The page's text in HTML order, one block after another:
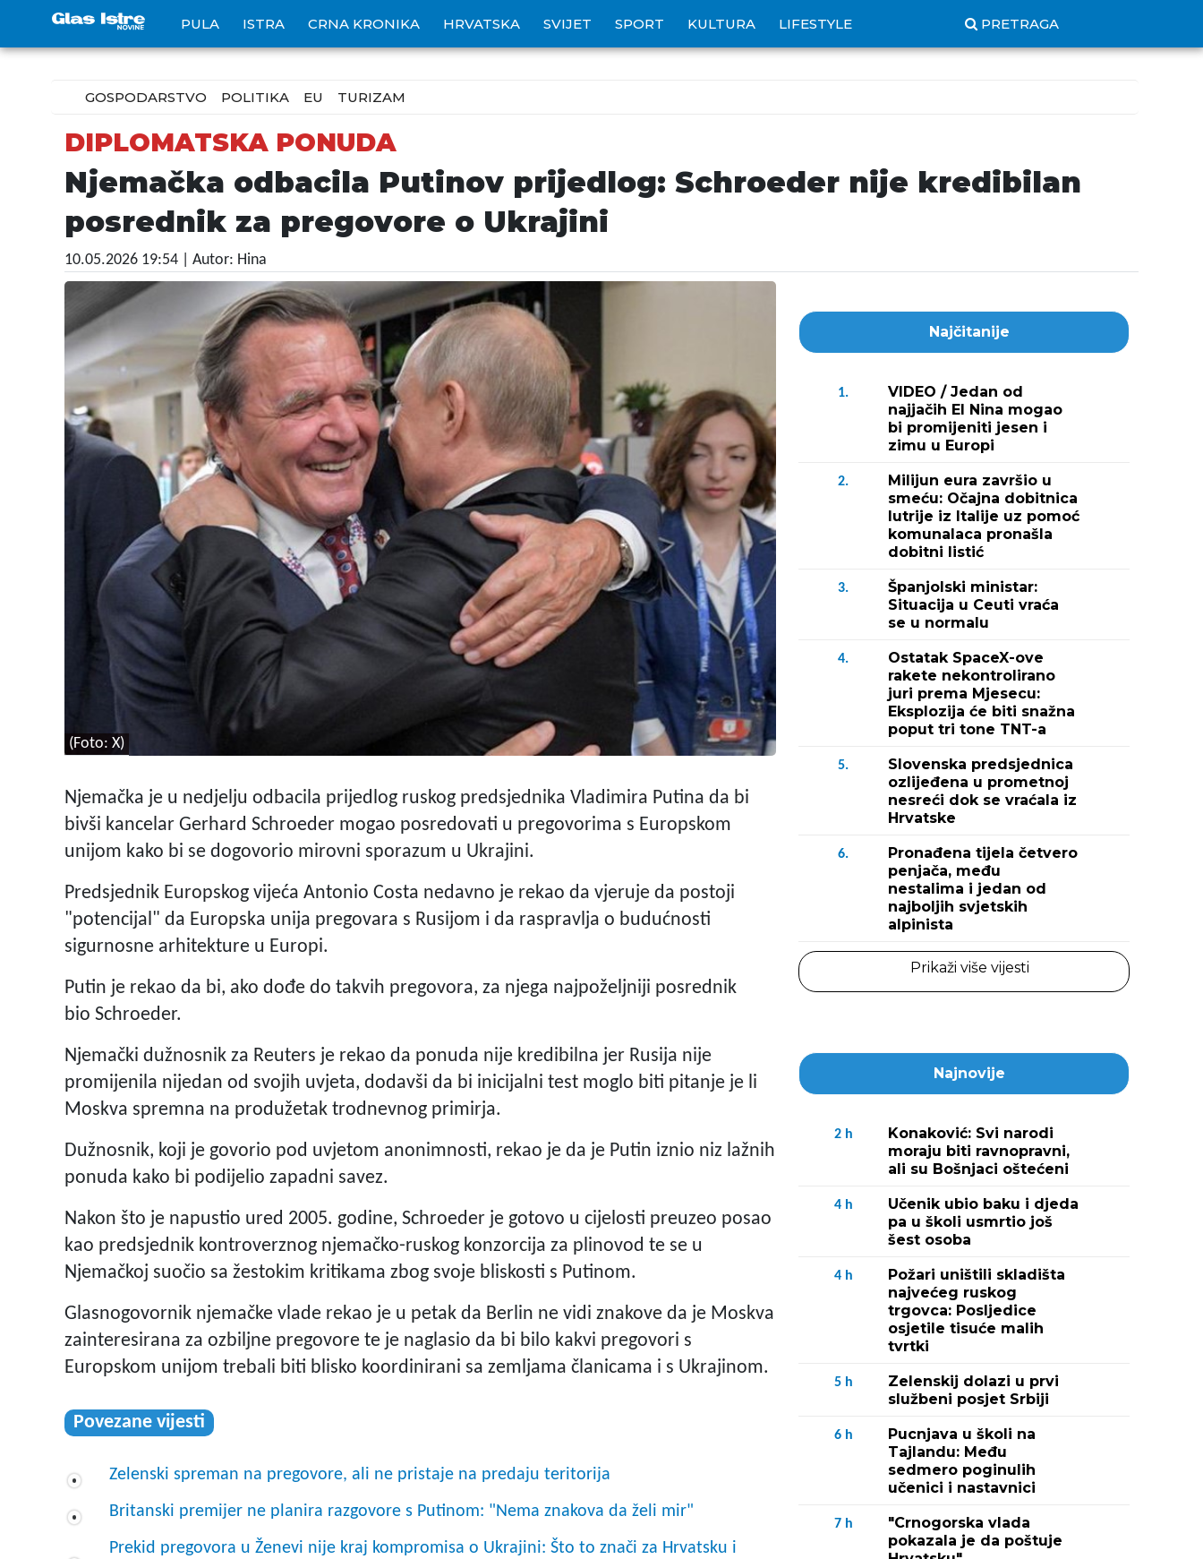
PULA ISTRA CRNA KRONIKA HRVATSKA SVIJET SPORT KULTURA LIFESTYLE PRETRAGA
GOSPODARSTVO POLITIKA EU TURIZAM
DIPLOMATSKA PONUDA
Njemačka odbacila Putinov prijedlog: Schroeder nije kredibilan
posrednik za pregovore o Ukrajini
10.05.2026 19:54 | Autor: Hina
(Foto: X)
Njemačka je u nedjelju odbacila prijedlog ruskog predsjednika Vladimira Putina da bi
bivši kancelar Gerhard Schroeder mogao posredovati u pregovorima s Europskom
unijom kako bi se dogovorio mirovni sporazum u Ukrajini.
Predsjednik Europskog vijeća Antonio Costa nedavno je rekao da vjeruje da postoji
"potencijal" da Europska unija pregovara s Rusijom i da raspravlja o budućnosti
sigurnosne arhitekture u Europi.
Putin je rekao da bi, ako dođe do takvih pregovora, za njega najpoželjniji posrednik
bio Schroeder.
Njemački dužnosnik za Reuters je rekao da ponuda nije kredibilna jer Rusija nije
promijenila nijedan od svojih uvjeta, dodavši da bi inicijalni test moglo biti pitanje je li
Moskva spremna na produžetak trodnevnog primirja.
Dužnosnik, koji je govorio pod uvjetom anonimnosti, rekao je da je Putin iznio niz lažnih
ponuda kako bi podijelio zapadni savez.
Nakon što je napustio ured 2005. godine, Schroeder je gotovo u cijelosti preuzeo posao
kao predsjednik kontroverznog njemačko-ruskog konzorcija za plinovod te se u
Njemačkoj suočio sa žestokim kritikama zbog svoje bliskosti s Putinom.
Glasnogovornik njemačke vlade rekao je u petak da Berlin ne vidi znakove da je Moskva
zainteresirana za ozbiljne pregovore te je naglasio da bi bilo kakvi pregovori s
Europskom unijom trebali biti blisko koordinirani sa zemljama članicama i s Ukrajinom.
Povezane vijesti
Zelenski spreman na pregovore, ali ne pristaje na predaju teritorija
Britanski premijer ne planira razgovore s Putinom: "Nema znakova da želi mir"
Prekid pregovora u Ženevi nije kraj kompromisa o Ukrajini: Što to znači za Hrvatsku i
Najčitanije
1.
VIDEO / Jedan od
najjačih El Nina mogao
bi promijeniti jesen i
zimu u Europi
2.
Milijun eura završio u
smeću: Očajna dobitnica
lutrije iz Italije uz pomoć
komunalaca pronašla
dobitni listić
3.
Španjolski ministar:
Situacija u Ceuti vraća
se u normalu
4.
Ostatak SpaceX-ove
rakete nekontrolirano
juri prema Mjesecu:
Eksplozija će biti snažna
poput tri tone TNT-a
5.
Slovenska predsjednica
ozlijeđena u prometnoj
nesreći dok se vraćala iz
Hrvatske
6.
Pronađena tijela četvero
penjača, među
nestalima i jedan od
najboljih svjetskih
alpinista
Prikaži više vijesti
Najnovije
2 h
Konaković: Svi narodi
moraju biti ravnopravni,
ali su Bošnjaci oštećeni
4 h
Učenik ubio baku i djeda
pa u školi usmrtio još
šest osoba
4 h
Požari uništili skladišta
najvećeg ruskog
trgovca: Posljedice
osjetile tisuće malih
tvrtki
5 h
Zelenskij dolazi u prvi
službeni posjet Srbiji
6 h
Pucnjava u školi na
Tajlandu: Među
sedmero poginulih
učenici i nastavnici
7 h
"Crnogorska vlada
pokazala je da poštuje